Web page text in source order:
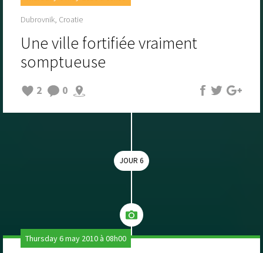
Dubrovnik, Croatie
Une ville fortifiée vraiment
somptueuse
2 0
JOUR 6
Thursday 6 may 2010 à 08h00